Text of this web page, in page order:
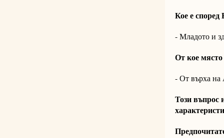
Кое е според
- Младото и
От кое
- От върха на
Този въпрос